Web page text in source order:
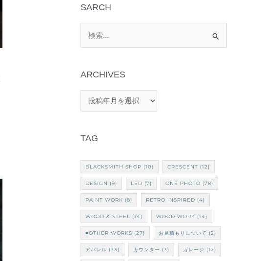
SARCH
TAG
BLACKSMITH SHOP (10) CRESCENT (12)
DESIGN (9) LED (7) ONE PHOTO (78)
PAINT WORK (8) RETRO INSPIRED (4)
WOOD & STEEL (14) WOOD WORK (14)
■OTHER WORKS (27) お見積もりについて (2)
アパレル (33) カウンター (3) ガレージ (12)